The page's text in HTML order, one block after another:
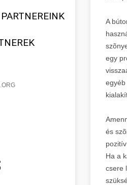
A
egy
és
Ha a
csere